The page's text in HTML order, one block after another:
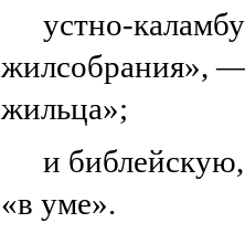
устно-
жилсобрания»,
жильца»;
и библейскую
«в уме».